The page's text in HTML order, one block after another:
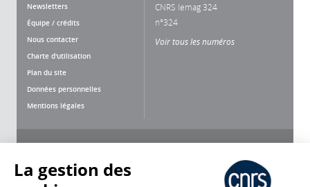
Newsletters
Équipe / crédits
Nous contacter
Charte d'utilisation
Plan du site
Données personnelles
Mentions légales
CNRS lemag 324
n°324
Voir tous les numéros
La gestion des